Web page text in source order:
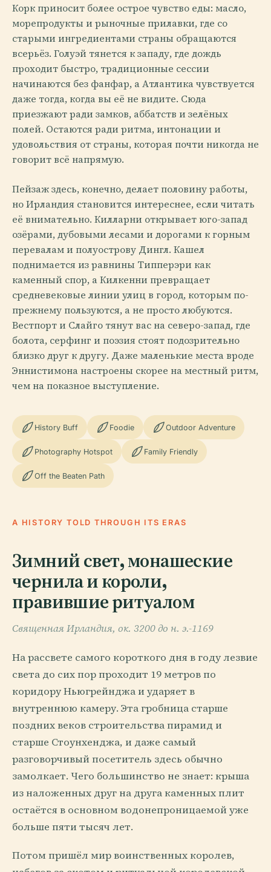
Корк приносит более острое чувство еды: масло,
морепродукты и рыночные прилавки, где со
старыми ингредиентами страны обращаются
всерьёз. Голуэй тянется к западу, где дождь
проходит быстро, традиционные сессии
начинаются без фанфар, а Атлантика чувствуется
даже тогда, когда вы её не видите. Сюда
приезжают ради замков, аббатств и зелёных
полей. Остаются ради ритма, интонации и
удовольствия от страны, которая почти никогда не
говорит всё напрямую.
Пейзаж здесь, конечно, делает половину работы,
но Ирландия становится интереснее, если читать
её внимательно. Килларни открывает юго-запад
озёрами, дубовыми лесами и дорогами к горным
перевалам и полуострову Дингл. Кашел
поднимается из равнины Типперэри как
каменный спор, а Килкенни превращает
средневековые линии улиц в город, которым по-
прежнему пользуются, а не просто любуются.
Вестпорт и Слайго тянут вас на северо-запад, где
болота, серфинг и поэзия стоят подозрительно
близко друг к другу. Даже маленькие места вроде
Эннистимона настроены скорее на местный ритм,
чем на показное выступление.
History Buff Foodie Outdoor Adventure
Photography Hotspot Family Friendly
Off the Beaten Path
A HISTORY TOLD THROUGH ITS ERAS
Зимний свет, монашеские
чернила и короли,
правившие ритуалом
Священная Ирландия, ок. 3200 до н. э.-1169
На рассвете самого короткого дня в году лезвие
света до сих пор проходит 19 метров по
коридору Ньюгрейнджа и ударяет в
внутреннюю камеру. Эта гробница старше
поздних веков строительства пирамид и
старше Стоунхенджа, и даже самый
разговорчивый посетитель здесь обычно
замолкает. Чего большинство не знает: крыша
из наложенных друг на друга каменных плит
остаётся в основном водонепроницаемой уже
больше пяти тысяч лет.
Потом пришёл мир воинственных королев,